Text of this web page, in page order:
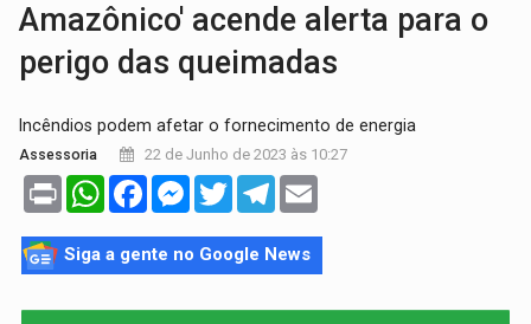
Amazônico' acende alerta para o
perigo das queimadas
Incêndios podem afetar o fornecimento de energia
Assessoria 22 de Junho de 2023 às 10:27
Print WhatsAppFacebookMessenger
TwitterTelegram
Siga a gente no Google News